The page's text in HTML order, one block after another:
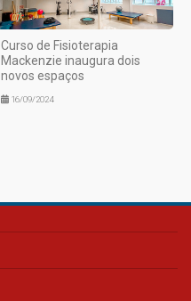
Curso de Fisioterapia
Mackenzie inaugura dois
novos espaços
16/09/2024